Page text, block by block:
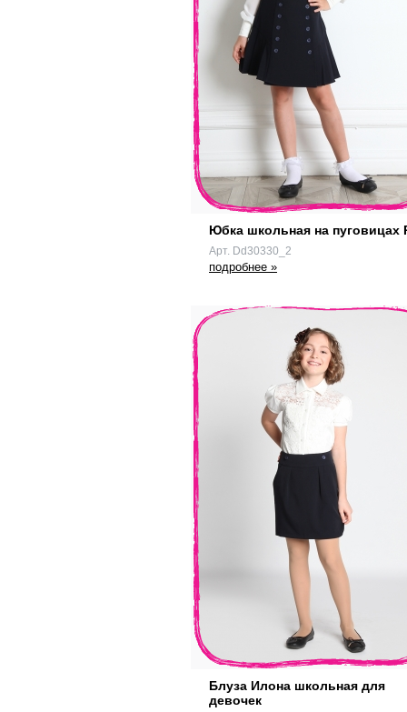
Юбка школьная на пуговицах
Арт. Dd30330_2
подробнее »
Блуза Илона школьная для
девочек